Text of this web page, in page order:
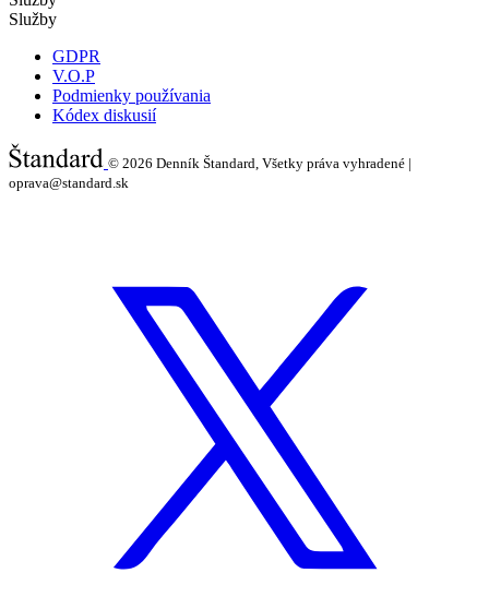
Služby
GDPR
V.O.P
Podmienky používania
Kódex diskusií
© 2026 Denník Štandard, Všetky práva vyhradené |
oprava@standard.sk